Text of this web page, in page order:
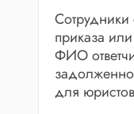
Сотрудники
приказа
ФИО
для